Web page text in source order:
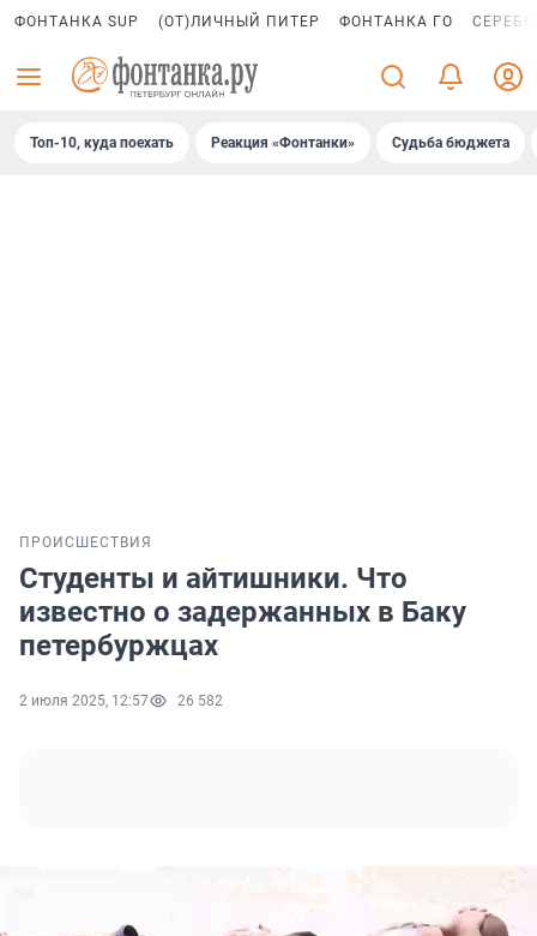
ФОНТАНКА SUP (ОТ)ЛИЧНЫЙ ПИТЕР ФОНТАНКА ГО
Топ-10, куда поехать Реакция «Фонтанки» Судьба бюджета
ПРОИСШЕСТВИЯ
Студенты и айтишники. Что
известно о задержанных в Баку
петербуржцах
2 июля 2025, 12:57 26 582